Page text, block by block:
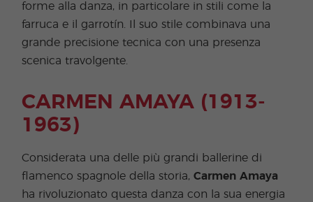
forme alla danza, in particolare in stili come la
farruca e il garrotín. Il suo stile combinava una
grande precisione tecnica con una presenza
scenica travolgente.
CARMEN AMAYA (1913-
1963)
Considerata una delle più grandi ballerine di
flamenco spagnole della storia,Carmen Amaya
ha rivoluzionato questa danza con la sua energia